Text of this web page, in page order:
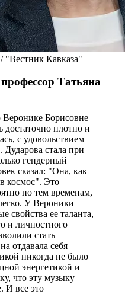
Кавказа"
Татьяна
Борисовне
плотно и
с удовольствием
стала при
гендерный
сказал: "Она, как
космос". Это
по тем временам,
У Вероники
свойства ее таланта,
и личностного
стать
отдавала себя
никогда не было
энергетикой и
что эту музыку
И все это